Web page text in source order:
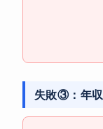
失敗③：年